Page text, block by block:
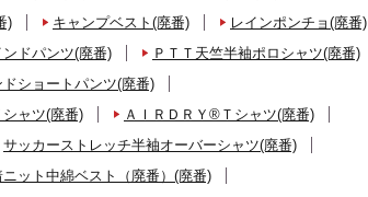
) キャンプベスト(廃番)
レインポンチョ(廃番)
ドパンツ(廃番)
ＰＴＴ天竺半袖ポロシャツ(廃番)
ショートパンツ(廃番)
ャツ(廃番)
ＡＩＲＤＲＹ®Ｔシャツ(廃番)
サッカーストレッチ半袖オーバーシャツ(廃番)
ニット中綿ベスト（廃番）(廃番)